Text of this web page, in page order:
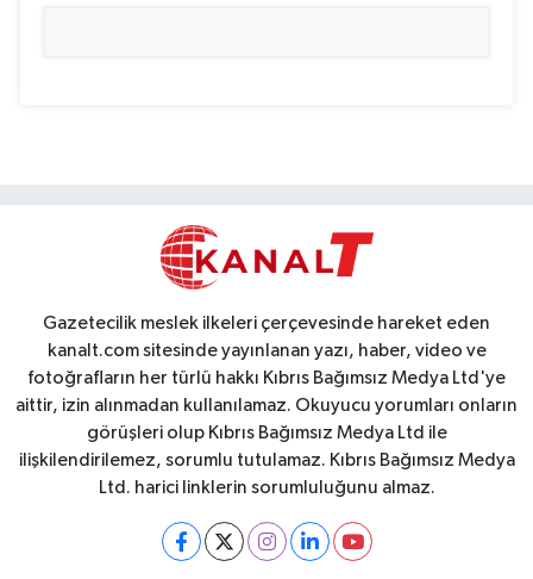
Gazetecilik meslek ilkeleri çerçevesinde hareket eden
kanalt.com sitesinde yayınlanan yazı, haber, video ve
fotoğrafların her türlü hakkı Kıbrıs Bağımsız Medya Ltd'ye
aittir, izin alınmadan kullanılamaz. Okuyucu yorumları onların
görüşleri olup Kıbrıs Bağımsız Medya Ltd ile
ilişkilendirilemez, sorumlu tutulamaz. Kıbrıs Bağımsız Medya
Ltd. harici linklerin sorumluluğunu almaz.